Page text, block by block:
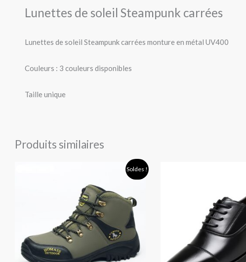
Lunettes de soleil Steampunk carrées
Lunettes de soleil Steampunk carrées monture en métal UV400
Couleurs : 3 couleurs disponibles
Taille unique
Produits similaires
Soldes !
prix :
47,90 €
à
68,90 €
à
19,90 €